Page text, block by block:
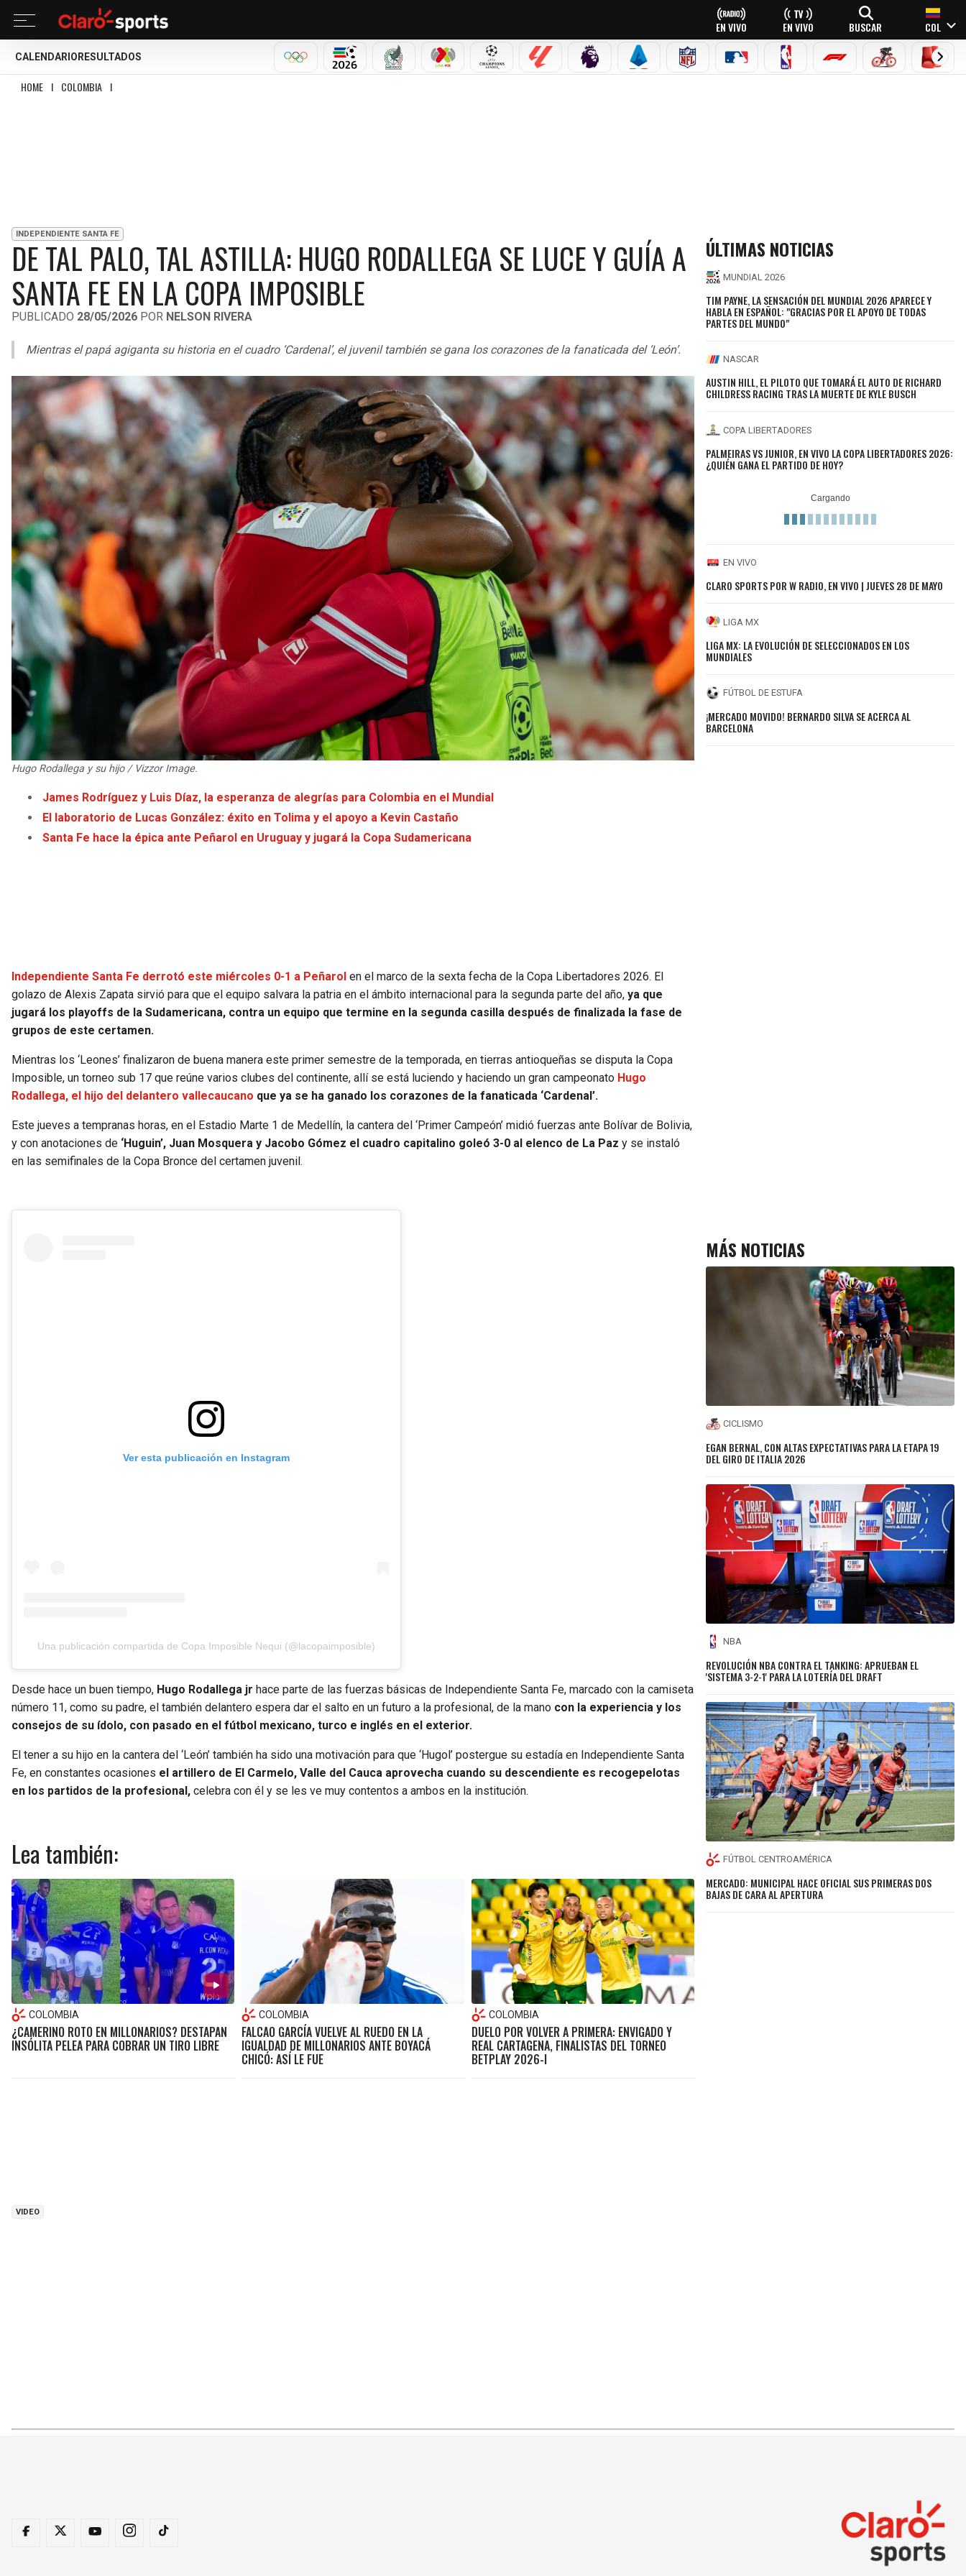
EN VIVO EN VIVO BUSCAR COL
CALENDARIO RESULTADOS
OLÍMPICOSMUNDIAL 2026SELECCIÓN MEXICANA
LIGA MX CHAMPIONS LEAGUE
LALIGA PREMIER LEAGUE
SERIE A NFL MLB NBA FÓRMULA 1CICLISMOBOXEO
HOME I COLOMBIA I
INDEPENDIENTE SANTA FE
DE TAL PALO, TAL ASTILLA: HUGO RODALLEGA SE LUCE Y GUÍA A
SANTA FE EN LA COPA IMPOSIBLE
PUBLICADO 28/05/2026 POR NELSON RIVERA
Mientras el papá agiganta su historia en el cuadro ‘Cardenal’, el juvenil también se gana los corazones de la fanaticada del ‘León’.
Hugo Rodallega y su hijo / Vizzor Image.
James Rodríguez y Luis Díaz, la esperanza de alegrías para Colombia en el Mundial
El laboratorio de Lucas González: éxito en Tolima y el apoyo a Kevin Castaño
Santa Fe hace la épica ante Peñarol en Uruguay y jugará la Copa Sudamericana
Independiente Santa Fe derrotó este miércoles 0-1 a Peñarol en el marco de la sexta fecha de la Copa Libertadores 2026. El
golazo de Alexis Zapata sirvió para que el equipo salvara la patria en el ámbito internacional para la segunda parte del año, ya que
jugará los playoffs de la Sudamericana, contra un equipo que termine en la segunda casilla después de finalizada la fase de
grupos de este certamen.
Mientras los ‘Leones’ finalizaron de buena manera este primer semestre de la temporada, en tierras antioqueñas se disputa la Copa
Imposible, un torneo sub 17 que reúne varios clubes del continente, allí se está luciendo y haciendo un gran campeonato Hugo
Rodallega, el hijo del delantero vallecaucano que ya se ha ganado los corazones de la fanaticada ‘Cardenal’.
Este jueves a tempranas horas, en el Estadio Marte 1 de Medellín, la cantera del ‘Primer Campeón’ midió fuerzas ante Bolívar de Bolivia,
y con anotaciones de ‘Huguin’, Juan Mosquera y Jacobo Gómez el cuadro capitalino goleó 3-0 al elenco de La Paz y se instaló
en las semifinales de la Copa Bronce del certamen juvenil.
Ver esta publicación en Instagram
Una publicación compartida de Copa Imposible Nequi (@lacopaimposible)
Desde hace un buen tiempo, Hugo Rodallega jr hace parte de las fuerzas básicas de Independiente Santa Fe, marcado con la camiseta
número 11, como su padre, el también delantero espera dar el salto en un futuro a la profesional, de la mano con la experiencia y los
consejos de su ídolo, con pasado en el fútbol mexicano, turco e inglés en el exterior.
El tener a su hijo en la cantera del ‘León’ también ha sido una motivación para que ‘Hugol’ postergue su estadía en Independiente Santa
Fe, en constantes ocasiones el artillero de El Carmelo, Valle del Cauca aprovecha cuando su descendiente es recogepelotas
en los partidos de la profesional, celebra con él y se les ve muy contentos a ambos en la institución.
Lea también:
COLOMBIA
¿CAMERINO ROTO EN MILLONARIOS? DESTAPAN
INSÓLITA PELEA PARA COBRAR UN TIRO LIBRE
COLOMBIA
FALCAO GARCÍA VUELVE AL RUEDO EN LA
IGUALDAD DE MILLONARIOS ANTE BOYACÁ
CHICÓ: ASÍ LE FUE
COLOMBIA
DUELO POR VOLVER A PRIMERA: ENVIGADO Y
REAL CARTAGENA, FINALISTAS DEL TORNEO
BETPLAY 2026-I
VIDEO
ÚLTIMAS NOTICIAS
MUNDIAL 2026
TIM PAYNE, LA SENSACIÓN DEL MUNDIAL 2026 APARECE Y
HABLA EN ESPAÑOL: "GRACIAS POR EL APOYO DE TODAS
PARTES DEL MUNDO"
NASCAR
AUSTIN HILL, EL PILOTO QUE TOMARÁ EL AUTO DE RICHARD
CHILDRESS RACING TRAS LA MUERTE DE KYLE BUSCH
COPA LIBERTADORES
PALMEIRAS VS JUNIOR, EN VIVO LA COPA LIBERTADORES 2026:
¿QUIÉN GANA EL PARTIDO DE HOY?
EN VIVO
CLARO SPORTS POR W RADIO, EN VIVO | JUEVES 28 DE MAYO
LIGA MX
LIGA MX: LA EVOLUCIÓN DE SELECCIONADOS EN LOS
MUNDIALES
FÚTBOL DE ESTUFA
¡MERCADO MOVIDO! BERNARDO SILVA SE ACERCA AL
BARCELONA
MÁS NOTICIAS
CICLISMO
EGAN BERNAL, CON ALTAS EXPECTATIVAS PARA LA ETAPA 19
DEL GIRO DE ITALIA 2026
NBA
REVOLUCIÓN NBA CONTRA EL TANKING: APRUEBAN EL
'SISTEMA 3-2-1' PARA LA LOTERÍA DEL DRAFT
FÚTBOL CENTROAMÉRICA
MERCADO: MUNICIPAL HACE OFICIAL SUS PRIMERAS DOS
BAJAS DE CARA AL APERTURA